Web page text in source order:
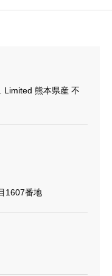
Limited 熊本県産 不
1607番地